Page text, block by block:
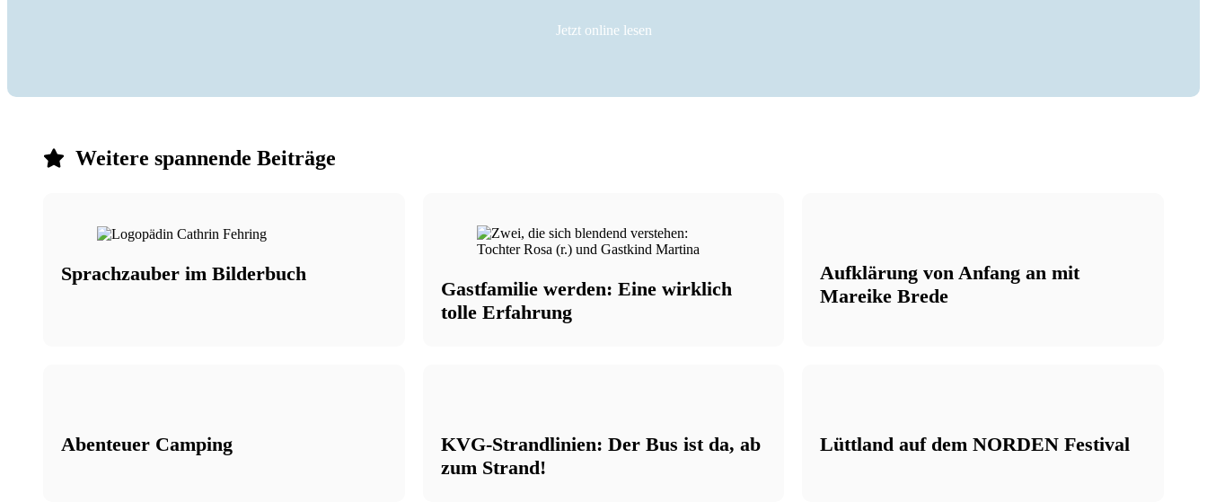
Jetzt online lesen
Weitere spannende Beiträge
Sprachzauber im Bilderbuch
Gastfamilie werden: Eine wirklich
tolle Erfahrung
Aufklärung von Anfang an mit
Mareike Brede
Abenteuer Camping
KVG-Strandlinien: Der Bus ist da, ab
zum Strand!
Lüttland auf dem NORDEN Festival